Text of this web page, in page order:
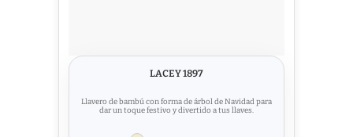
LACEY 1897
Llavero de bambú con forma de árbol de Navidad para
dar un toque festivo y divertido a tus llaves.